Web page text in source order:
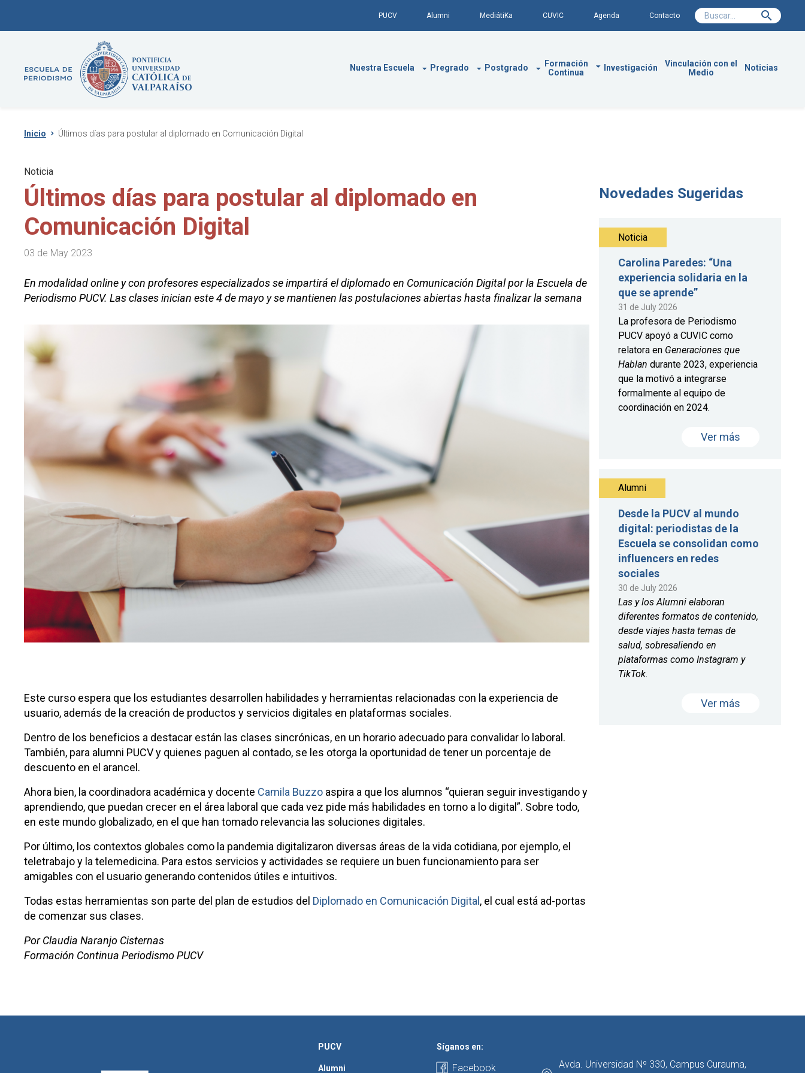
PUCV Alumni MediátiKa CUVIC Agenda Contacto
Nuestra Escuela Pregrado Postgrado
Formación
Continua
Investigación
Vinculación con el
Medio
Noticias
Inicio Últimos días para postular al diplomado en Comunicación Digital
Noticia
Últimos días para postular al diplomado en
Comunicación Digital
03 de May 2023
En modalidad online y con profesores especializados se impartirá el diplomado en Comunicación Digital por la Escuela de
Periodismo PUCV. Las clases inician este 4 de mayo y se mantienen las postulaciones abiertas hasta finalizar la semana
Este curso espera que los estudiantes desarrollen habilidades y herramientas relacionadas con la experiencia de
usuario, además de la creación de productos y servicios digitales en plataformas sociales.
Dentro de los beneficios a destacar están las clases sincrónicas, en un horario adecuado para convalidar lo laboral.
También, para alumni PUCV y quienes paguen al contado, se les otorga la oportunidad de tener un porcentaje de
descuento en el arancel.
Ahora bien, la coordinadora académica y docente Camila Buzzo aspira a que los alumnos “quieran seguir investigando y
aprendiendo, que puedan crecer en el área laboral que cada vez pide más habilidades en torno a lo digital”. Sobre todo,
en este mundo globalizado, en el que han tomado relevancia las soluciones digitales.
Por último, los contextos globales como la pandemia digitalizaron diversas áreas de la vida cotidiana, por ejemplo, el
teletrabajo y la telemedicina. Para estos servicios y actividades se requiere un buen funcionamiento para ser
amigables con el usuario generando contenidos útiles e intuitivos.
Todas estas herramientas son parte del plan de estudios del Diplomado en Comunicación Digital, el cual está ad-portas
de comenzar sus clases.
Por Claudia Naranjo Cisternas
Formación Continua Periodismo PUCV
Novedades Sugeridas
Noticia
Carolina Paredes: “Una
experiencia solidaria en la
que se aprende”
31 de July 2026
La profesora de Periodismo
PUCV apoyó a CUVIC como
relatora en Generaciones que
Hablan durante 2023, experiencia
que la motivó a integrarse
formalmente al equipo de
coordinación en 2024.
Ver más
Alumni
Desde la PUCV al mundo
digital: periodistas de la
Escuela se consolidan como
influencers en redes
sociales
30 de July 2026
Las y los Alumni elaboran
diferentes formatos de contenido,
desde viajes hasta temas de
salud, sobresaliendo en
plataformas como Instagram y
TikTok.
Ver más
PUCV
Alumni
Síganos en:
Facebook
Avda. Universidad Nº 330, Campus Curauma,